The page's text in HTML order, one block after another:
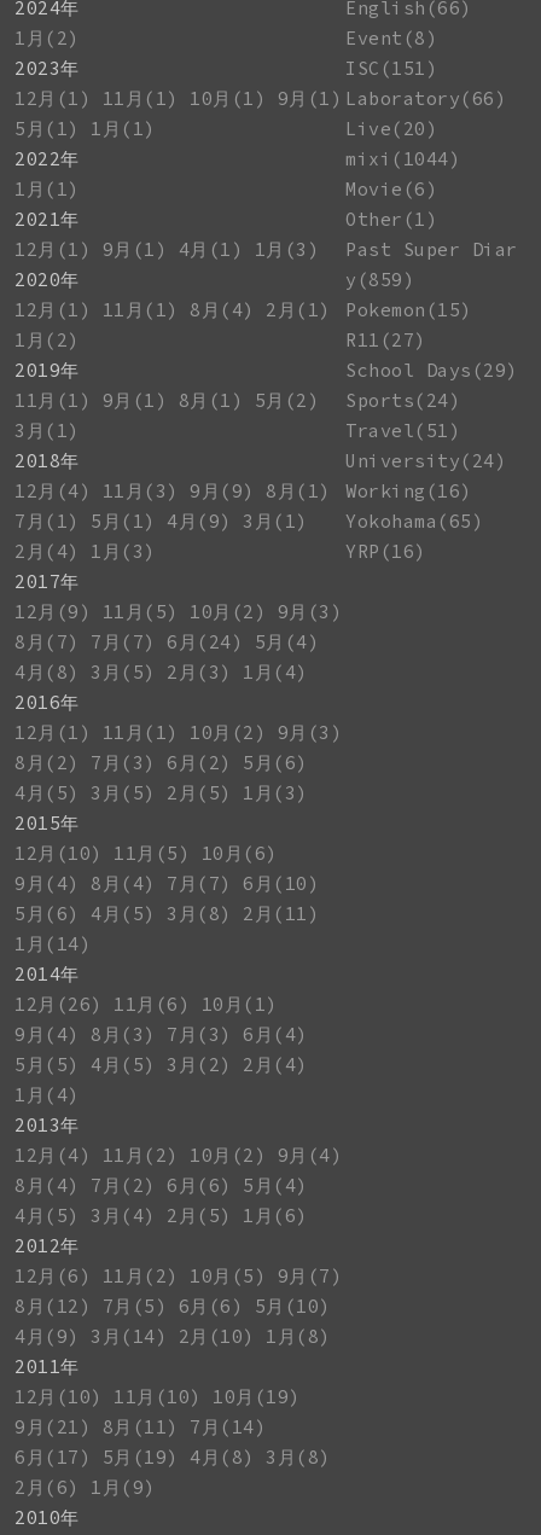
2024年
1月(2)
2023年
12月(1)
11月(1) 10月(1)
9月(1)
5月(1)
1月(1)
2022年
1月(1)
2021年
12月(1)
9月(1) 4月(1)
1月(3)
2020年
12月(1)
11月(1) 8月(4)
2月(1)
1月(2)
2019年
11月(1)
9月(1) 8月(1)
5月(2)
3月(1)
2018年
12月(4)
11月(3) 9月(9)
8月(1)
7月(1)
5月(1) 4月(9)
3月(1)
2月(4)
1月(3)
2017年
12月(9)
11月(5) 10月(2)
9月(3)
8月(7)
7月(7) 6月(24)
5月(4)
4月(8)
3月(5) 2月(3)
1月(4)
2016年
12月(1)
11月(1) 10月(2)
9月(3)
8月(2)
7月(3) 6月(2)
5月(6)
4月(5)
3月(5) 2月(5)
1月(3)
2015年
12月(10)
11月(5)
10月(6)
9月(4)
8月(4) 7月(7)
6月(10)
5月(6)
4月(5) 3月(8)
2月(11)
1月(14)
2014年
12月(26)
11月(6)
10月(1)
9月(4)
8月(3) 7月(3)
6月(4)
5月(5)
4月(5) 3月(2)
2月(4)
1月(4)
2013年
12月(4)
11月(2) 10月(2)
9月(4)
8月(4)
7月(2) 6月(6)
5月(4)
4月(5)
3月(4) 2月(5)
1月(6)
2012年
12月(6)
11月(2) 10月(5)
9月(7)
8月(12)
7月(5) 6月(6)
5月(10)
4月(9)
3月(14) 2月(10)
1月(8)
2011年
12月(10)
11月(10)
10月(19)
9月(21)
8月(11)
7月(14)
6月(17)
5月(19) 4月(8)
3月(8)
2月(6)
1月(9)
2010年
English(66)
Event(8)
ISC(151)
Laboratory(66)
Live(20)
mixi(1044)
Movie(6)
Other(1)
Past Super Diar
y(859)
Pokemon(15)
R11(27)
School Days(29)
Sports(24)
Travel(51)
University(24)
Working(16)
Yokohama(65)
YRP(16)